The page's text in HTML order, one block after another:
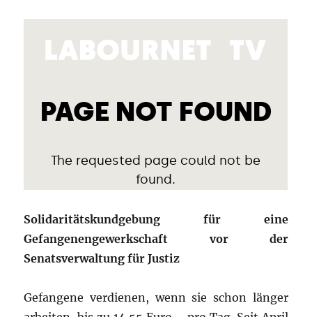
Solidaritätskundgebung für eine
Gefangenengewerkschaft vor der
Senatsverwaltung für Justiz
Gefangene verdienen, wenn sie schon länger